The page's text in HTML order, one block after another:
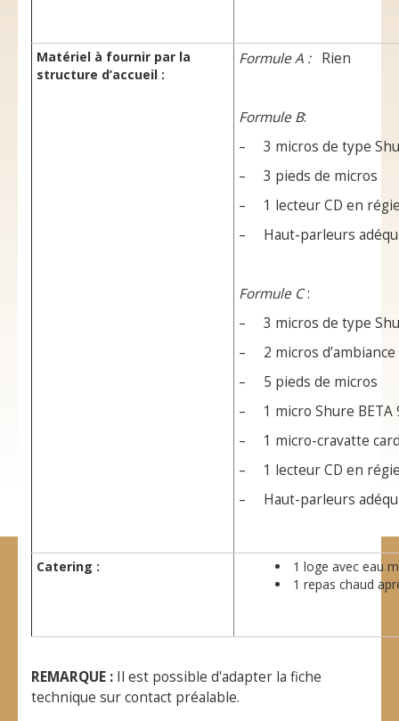
Matériel à fournir par la
structure d’accueil :
Formule A : Rien
Formule B:
– 3 micros de type
– 3 pieds de micros
– 1 lecteur CD en
– Haut-parleurs
Formule C:
– 3 micros de type
– 2 micros d’ambiance
– 5 pieds de micros
– 1 micro Shure BETA
– 1 micro-cravatte
– 1 lecteur CD en
– Haut-parleurs
Catering :
1 loge avec eau
1 repas chaud
REMARQUE : Il est possible d'adapter la fiche
technique sur contact préalable.